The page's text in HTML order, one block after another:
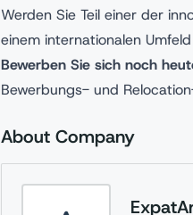
Werden Sie Teil einer der
einem internationalen
Bewerben Sie sich noch
Bewerbungs- und
About Company